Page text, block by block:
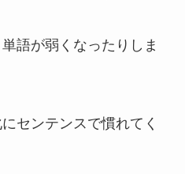
語が弱くなったりしま
センテンスで慣れてく